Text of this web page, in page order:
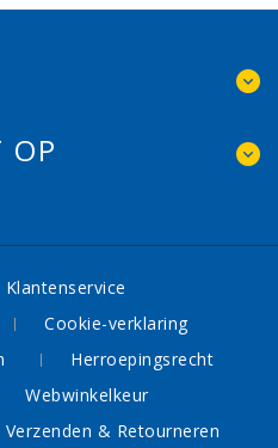
OP
Klantenservice
Cookie-verklaring
Herroepingsrecht
Webwinkelkeur
Verzenden & Retourneren